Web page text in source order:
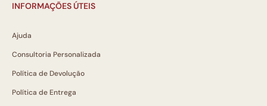
INFORMAÇÕES ÚTEIS
Ajuda
Consultoria Personalizada
Política de Devolução
Política de Entrega